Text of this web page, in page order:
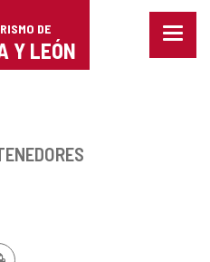
DE
Y LEÓN
Menu
Imprimir